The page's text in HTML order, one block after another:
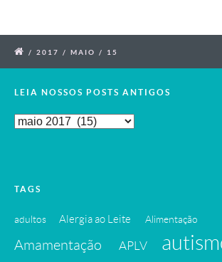
/ 2017 / MAIO / 15
LEIA NOSSOS POSTS ANTIGOS
Leia
TAGS
adultos Alergia ao Leite Alimentação
Amamentação APLV